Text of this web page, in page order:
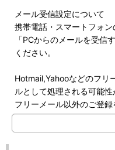
メール受信設定について
携帯電話・スマートフォン
「PCからのメールを受信
ください。
Hotmail,Yahooなどのフリ
ルとして処理される可能性
フリーメール以外のご登録